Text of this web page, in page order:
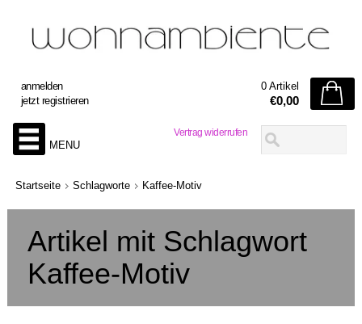
Vertrag widerrufen
anmelden
jetzt registrieren
0 Artikel
€0,00
MENU
Startseite Schlagworte Kaffee-Motiv
Artikel mit Schlagwort
Kaffee-Motiv